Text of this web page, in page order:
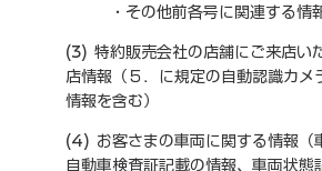
・その他前各号に関連する情
(3) 特約販売会社の店舗にご来店い
店情報（５．に規定の自動認識カメ
情報を含む）
(4) お客さまの車両に関する情報（
自動車検査証記載の情報、車両状態